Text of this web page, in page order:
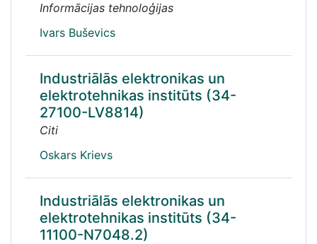
Informācijas tehnoloģijas
Ivars Buševics
Industriālās elektronikas un
elektrotehnikas institūts (34-
27100-LV8814)
Citi
Oskars Krievs
Industriālās elektronikas un
elektrotehnikas institūts (34-
11100-N7048.2)